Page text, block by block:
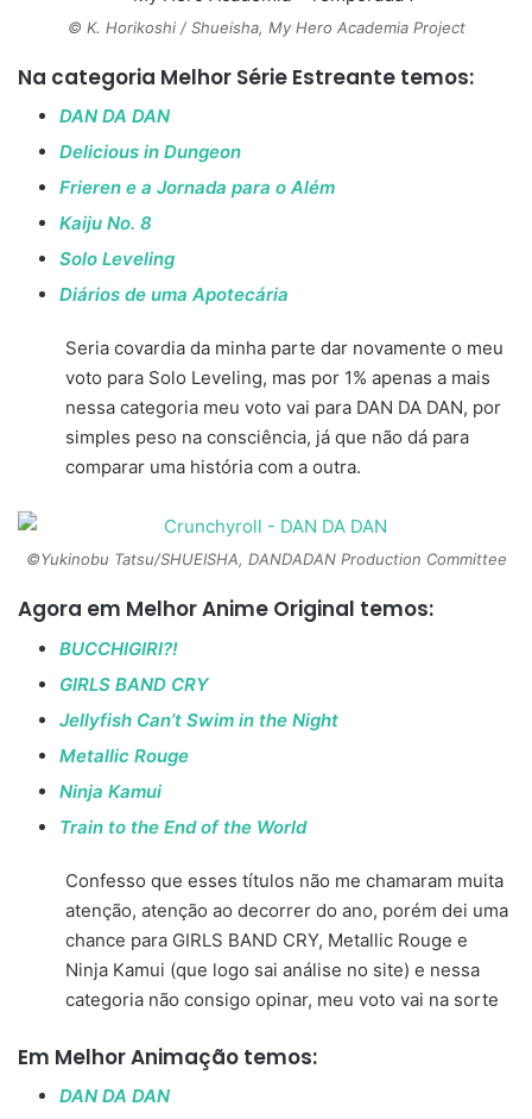
© K. Horikoshi / Shueisha, My Hero Academia Project
Na categoria Melhor Série Estreante temos:
DAN DA DAN
Delicious in Dungeon
Frieren e a Jornada para o Além
Kaiju No. 8
Solo Leveling
Diários de uma Apotecária
Seria covardia da minha parte dar novamente o meu
voto para Solo Leveling, mas por 1% apenas a mais
nessa categoria meu voto vai para DAN DA DAN, por
simples peso na consciência, já que não dá para
comparar uma história com a outra.
©Yukinobu Tatsu/SHUEISHA, DANDADAN Production Committee
Agora em Melhor Anime Original temos:
BUCCHIGIRI?!
GIRLS BAND CRY
Jellyfish Can’t Swim in the Night
Metallic Rouge
Ninja Kamui
Train to the End of the World
Confesso que esses títulos não me chamaram muita
atenção, atenção ao decorrer do ano, porém dei uma
chance para GIRLS BAND CRY, Metallic Rouge e
Ninja Kamui (que logo sai análise no site) e nessa
categoria não consigo opinar, meu voto vai na sorte
Em Melhor Animação temos:
DAN DA DAN